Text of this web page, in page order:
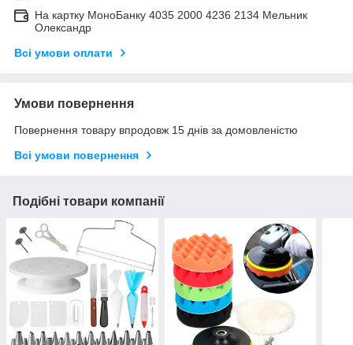
На картку МоноБанку 4035 2000 4236 2134 Мельник
Олександр
Всі умови оплати
Умови повернення
Повернення товару впродовж 15 днів за домовленістю
Всі умови повернення
Подібні товари компанії